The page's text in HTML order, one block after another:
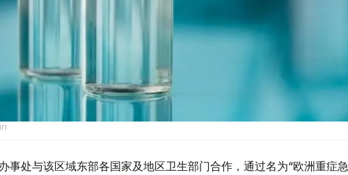
事处与该区域东部各国家及地区卫生部门合作，通过名为“欧洲重症急